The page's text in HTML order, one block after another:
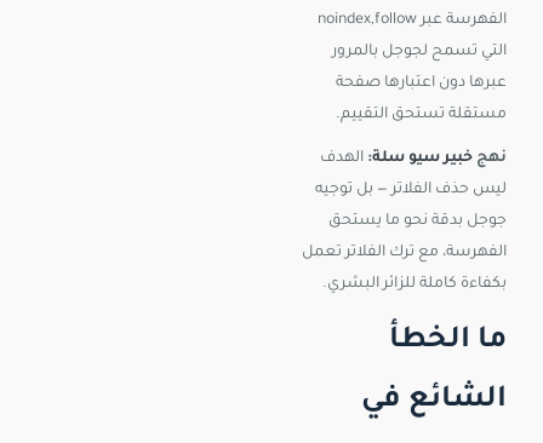
الفهرسة عبر noindex,follow
التي تسمح لجوجل بالمرور
عبرها دون اعتبارها صفحة
مستقلة تستحق التقييم.
نهج خبير سيو سلة: الهدف
ليس حذف الفلاتر — بل توجيه
جوجل بدقة نحو ما يستحق
الفهرسة، مع ترك الفلاتر تعمل
بكفاءة كاملة للزائر البشري.
ما الخطأ
الشائع في